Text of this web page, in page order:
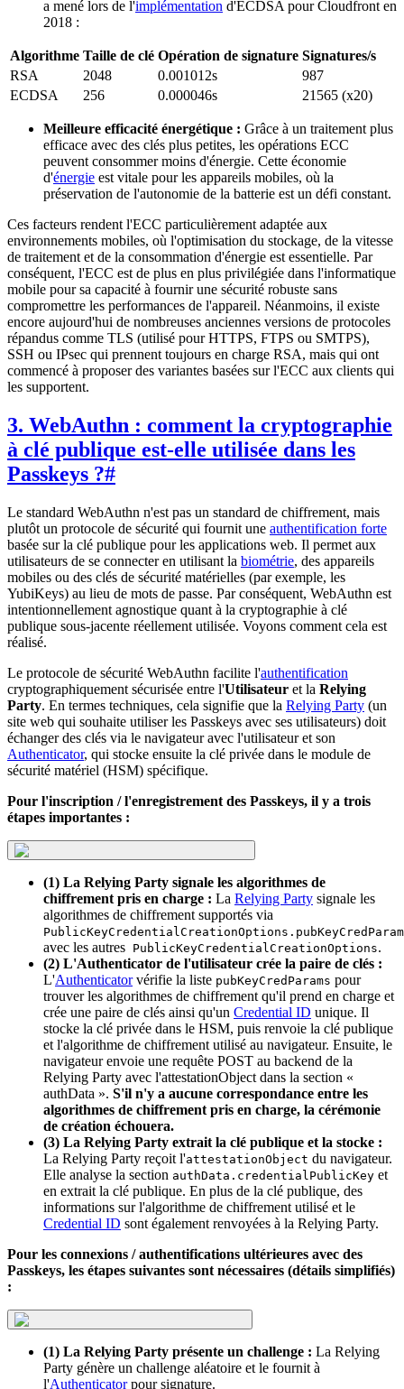
a mené lors de l'implémentation d'ECDSA pour Cloudfront en
2018 :
Algorithme Taille de clé Opération de signature Signatures/s
RSA
2048 0.001012s
987
ECDSA
256 0.000046s 21565 (x20)
Meilleure efficacité énergétique : Grâce à un traitement plus
efficace avec des clés plus petites, les opérations ECC
peuvent consommer moins d'énergie. Cette économie
d'énergie est vitale pour les appareils mobiles, où la
préservation de l'autonomie de la batterie est un défi constant.
Ces facteurs rendent l'ECC particulièrement adaptée aux
environnements mobiles, où l'optimisation du stockage, de la vitesse
de traitement et de la consommation d'énergie est essentielle. Par
conséquent, l'ECC est de plus en plus privilégiée dans l'informatique
mobile pour sa capacité à fournir une sécurité robuste sans
compromettre les performances de l'appareil. Néanmoins, il existe
encore aujourd'hui de nombreuses anciennes versions de protocoles
répandus comme TLS (utilisé pour HTTPS, FTPS ou SMTPS),
SSH ou IPsec qui prennent toujours en charge RSA, mais qui ont
commencé à proposer des variantes basées sur l'ECC aux clients qui
les supportent.
3. WebAuthn : comment la cryptographie
à clé publique est-elle utilisée dans les
Passkeys ?#
Le standard WebAuthn n'est pas un standard de chiffrement, mais
plutôt un protocole de sécurité qui fournit une authentification forte
basée sur la clé publique pour les applications web. Il permet aux
utilisateurs de se connecter en utilisant la biométrie, des appareils
mobiles ou des clés de sécurité matérielles (par exemple, les
YubiKeys) au lieu de mots de passe. Par conséquent, WebAuthn est
intentionnellement agnostique quant à la cryptographie à clé
publique sous-jacente réellement utilisée. Voyons comment cela est
réalisé.
Le protocole de sécurité WebAuthn facilite l'authentification
cryptographiquement sécurisée entre l'Utilisateur et la Relying
Party. En termes techniques, cela signifie que la Relying Party (un
site web qui souhaite utiliser les Passkeys avec ses utilisateurs) doit
échanger des clés via le navigateur avec l'utilisateur et son
Authenticator, qui stocke ensuite la clé privée dans le module de
sécurité matériel (HSM) spécifique.
Pour l'inscription / l'enregistrement des Passkeys, il y a trois
étapes importantes :
(1) La Relying Party signale les algorithmes de
chiffrement pris en charge : La Relying Party signale les
algorithmes de chiffrement supportés via
avec les autres PublicKeyCredentialCreationOptions.
(2) L'Authenticator de l'utilisateur crée la paire de clés :
L'Authenticatorvérifie la liste pubKeyCredParams pour
trouver les algorithmes de chiffrement qu'il prend en charge et
crée une paire de clés ainsi qu'un Credential ID unique. Il
stocke la clé privée dans le HSM, puis renvoie la clé publique
et l'algorithme de chiffrement utilisé au navigateur. Ensuite, le
navigateur envoie une requête POST au backend de la
Relying Party avec l'attestationObject dans la section «
authData ». S'il n'y a aucune correspondance entre les
algorithmes de chiffrement pris en charge, la cérémonie
de création échouera.
(3) La Relying Party extrait la clé publique et la stocke :
La Relying Party reçoit l'attestationObject du navigateur.
Elle analyse la section authData.credentialPublicKey et
en extrait la clé publique. En plus de la clé publique, des
informations sur l'algorithme de chiffrement utilisé et le
Credential ID sont également renvoyées à la Relying Party.
Pour les connexions / authentifications ultérieures avec des
Passkeys, les étapes suivantes sont nécessaires (détails simplifiés)
:
(1) La Relying Party présente un challenge : La Relying
Party génère un challenge aléatoire et le fournit à
l'Authenticatorpour signature.